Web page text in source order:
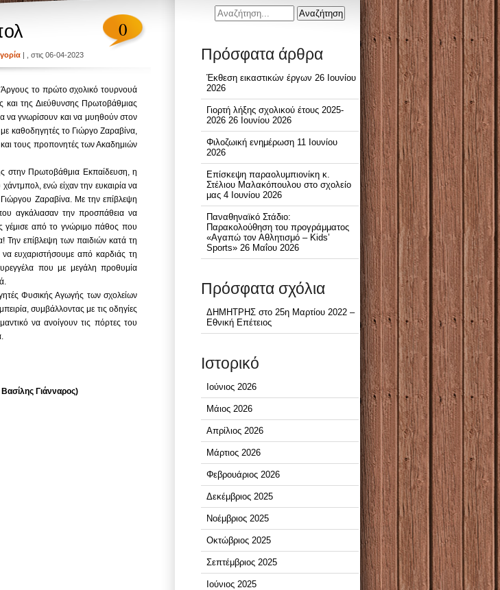
0
| , στις 06-04-2023
το πρώτο σχολικό τουρνουά
και της Διεύθυνσης Πρωτοβάθμιας
να γνωρίσουν και να μυηθούν στον
καθοδηγητές το Γιώργο Ζαραβίνα,
τους προπονητές των Ακαδημιών
στην Πρωτοβάθμια Εκπαίδευση, η
ενώ είχαν την ευκαιρία να
Ζαραβίνα. Με την επίβλεψη
αγκάλιασαν την προσπάθεια να
γέμισε από το γνώριμο πάθος που
Την επίβλεψη των παιδιών κατά τη
ευχαριστήσουμε από καρδιάς τη
που με μεγάλη προθυμία
Φυσικής Αγωγής των σχολείων
συμβάλλοντας με τις οδηγίες
να ανοίγουν τις πόρτες του
Γιάνναρος)
Πρόσφατα άρθρα
Έκθεση εικαστικών έργων 26 Ιουνίου
2026
Γιορτή λήξης σχολικού έτους 2025-
2026 26 Ιουνίου 2026
Φιλοζωική ενημέρωση 11 Ιουνίου
2026
Επίσκεψη παραολυμπιονίκη κ.
Στέλιου Μαλακόπουλου στο σχολείο
μας 4 Ιουνίου 2026
Παναθηναϊκό Στάδιο:
Παρακολούθηση του προγράμματος
«Αγαπώ τον Αθλητισμό – Kids’
Sports» 26 Μαΐου 2026
Πρόσφατα σχόλια
ΔΗΜΗΤΡΗΣ στο 25η Μαρτίου 2022 –
Εθνική Επέτειος
Ιστορικό
Ιούνιος 2026
Μάιος 2026
Απρίλιος 2026
Μάρτιος 2026
Φεβρουάριος 2026
Δεκέμβριος 2025
Νοέμβριος 2025
Οκτώβριος 2025
Σεπτέμβριος 2025
Ιούνιος 2025